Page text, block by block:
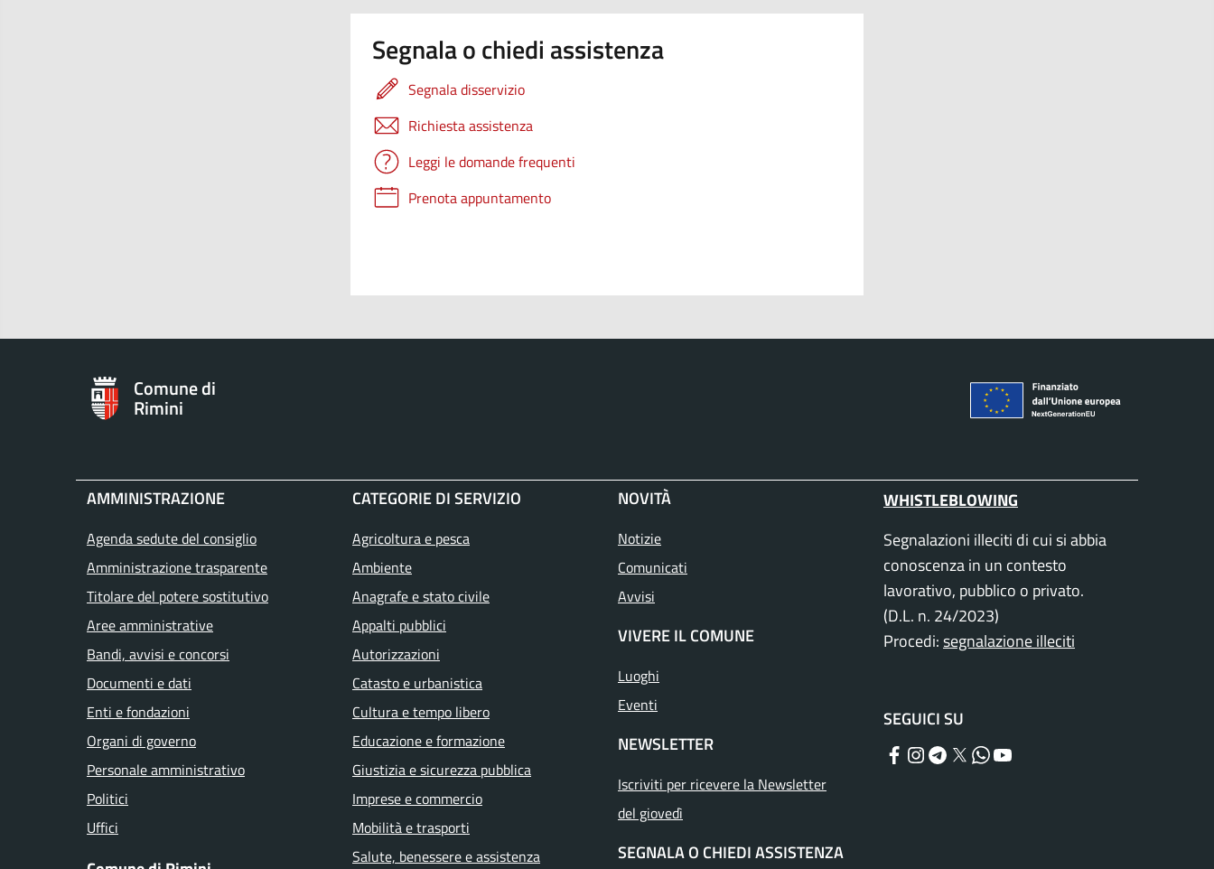
Segnala o chiedi assistenza
Segnala disservizio
Richiesta assistenza
Leggi le domande frequenti
Prenota appuntamento
Comune di
Rimini
AMMINISTRAZIONE
Agenda sedute del consiglio
Amministrazione trasparente
Titolare del potere sostitutivo
Aree amministrative
Bandi, avvisi e concorsi
Documenti e dati
Enti e fondazioni
Organi di governo
Personale amministrativo
Politici
Uffici
CATEGORIE DI SERVIZIO
Agricoltura e pesca
Ambiente
Anagrafe e stato civile
Appalti pubblici
Autorizzazioni
Catasto e urbanistica
Cultura e tempo libero
Educazione e formazione
Giustizia e sicurezza pubblica
Imprese e commercio
Mobilità e trasporti
Salute, benessere e assistenza
NOVITÀ
Notizie
Comunicati
Avvisi
VIVERE IL COMUNE
Luoghi
Eventi
NEWSLETTER
Iscriviti per ricevere la Newsletter
del giovedì
SEGNALA O CHIEDI ASSISTENZA
WHISTLEBLOWING
Segnalazioni illeciti di cui si abbia
conoscenza in un contesto
lavorativo, pubblico o privato.
(D.L. n. 24/2023)
Procedi:segnalazione illeciti
SEGUICI SU
Facebook
Instagram
Telegram
TwitterWhatsApp